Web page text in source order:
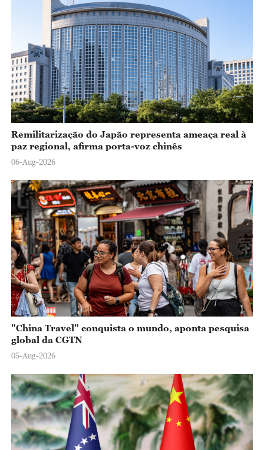
Remilitarização do Japão representa ameaça real à
paz regional, afirma porta-voz chinês
06-Aug-2026
"China Travel" conquista o mundo, aponta pesquisa
global da CGTN
05-Aug-2026